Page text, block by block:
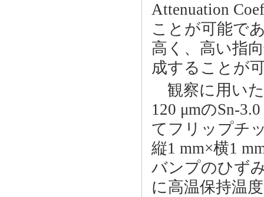
Attenuation
ことが可能で
高く、高い指
成することが
観察に用いた
120 μmのSn-
てフリップチ
縦1 mm×横1
バンプのひず
に高温保持温